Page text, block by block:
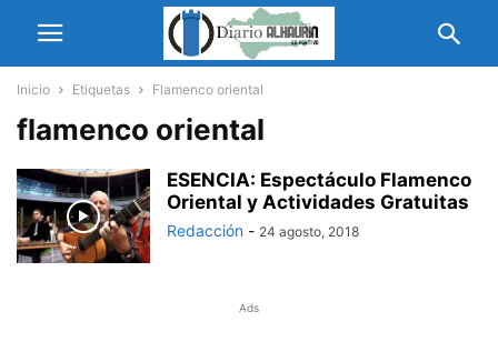
Inicio Etiquetas Flamenco oriental
flamenco oriental
ESENCIA: Espectáculo Flamenco
Oriental y Actividades Gratuitas
Redacción - 24 agosto, 2018
Ads